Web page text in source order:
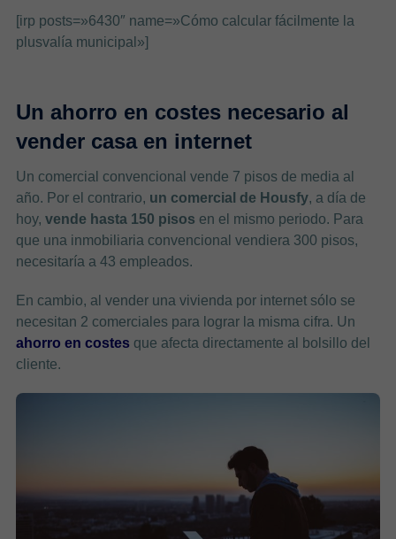
[irp posts=»6430″ name=»Cómo calcular fácilmente la
plusvalía municipal»]
Un ahorro en costes necesario al
vender casa en internet
Un comercial convencional vende 7 pisos de media al
año. Por el contrario, un comercial de Housfy, a día de
hoy, vende hasta 150 pisos en el mismo periodo. Para
que una inmobiliaria convencional vendiera 300 pisos,
necesitaría a 43 empleados.
En cambio, al vender una vivienda por internet sólo se
necesitan 2 comerciales para lograr la misma cifra. Un
ahorro en costes que afecta directamente al bolsillo del
cliente.